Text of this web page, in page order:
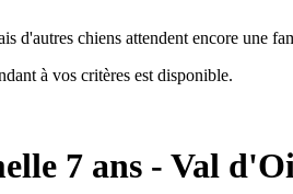
d'autres chiens attendent encore une
à vos critères est disponible.
7 ans - Val